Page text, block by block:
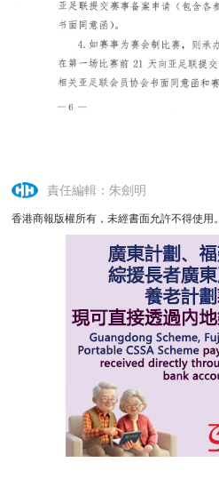
責任編輯：朱劍明
香港商報版權所有，未經書面允許不得使用。